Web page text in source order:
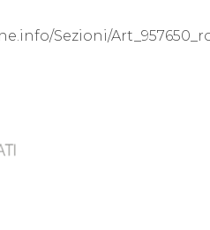
Sezioni/